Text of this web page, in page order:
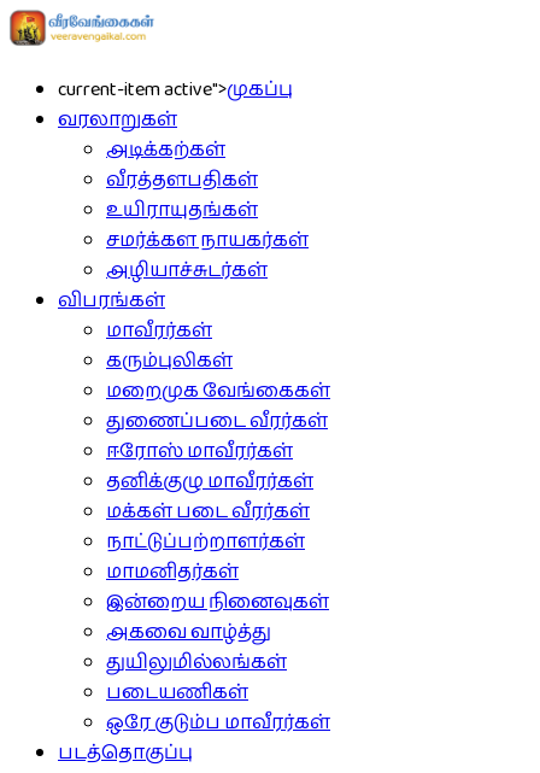
current-item active">முகப்பு
வரலாறுகள்
அடிக்கற்கள்
வீரத்தளபதிகள்
உயிராயுதங்கள்
சமர்க்கள நாயகர்கள்
அழியாச்சுடர்கள்
விபரங்கள்
மாவீரர்கள்
கரும்புலிகள்
மறைமுக வேங்கைகள்
துணைப்படை வீரர்கள்
ஈரோஸ் மாவீரர்கள்
தனிக்குழு மாவீரர்கள்
மக்கள் படை வீரர்கள்
நாட்டுப்பற்றாளர்கள்
மாமனிதர்கள்
இன்றைய நினைவுகள்
அகவை வாழ்த்து
துயிலுமில்லங்கள்
படையணிகள்
ஒரே குடும்ப மாவீரர்கள்
படத்தொகுப்பு